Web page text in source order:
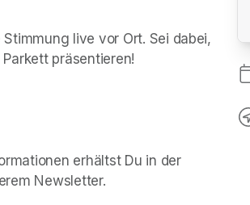
live vor Ort. Sei dabei,
präsentieren!​
erhältst Du in der
tab)
Newsletter.